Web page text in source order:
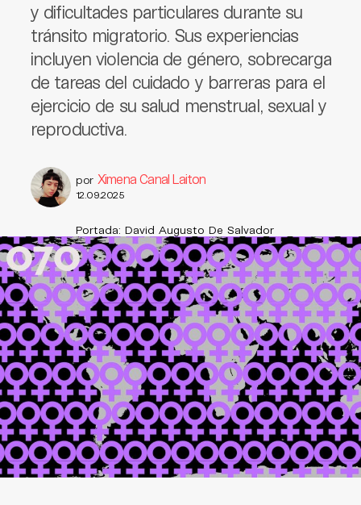
y dificultades particulares durante su
tránsito migratorio. Sus experiencias
incluyen violencia de género, sobrecarga
de tareas del cuidado y barreras para el
ejercicio de su salud menstrual, sexual y
reproductiva.
por Ximena Canal Laiton
12.09.2025
Portada: David Augusto De Salvador